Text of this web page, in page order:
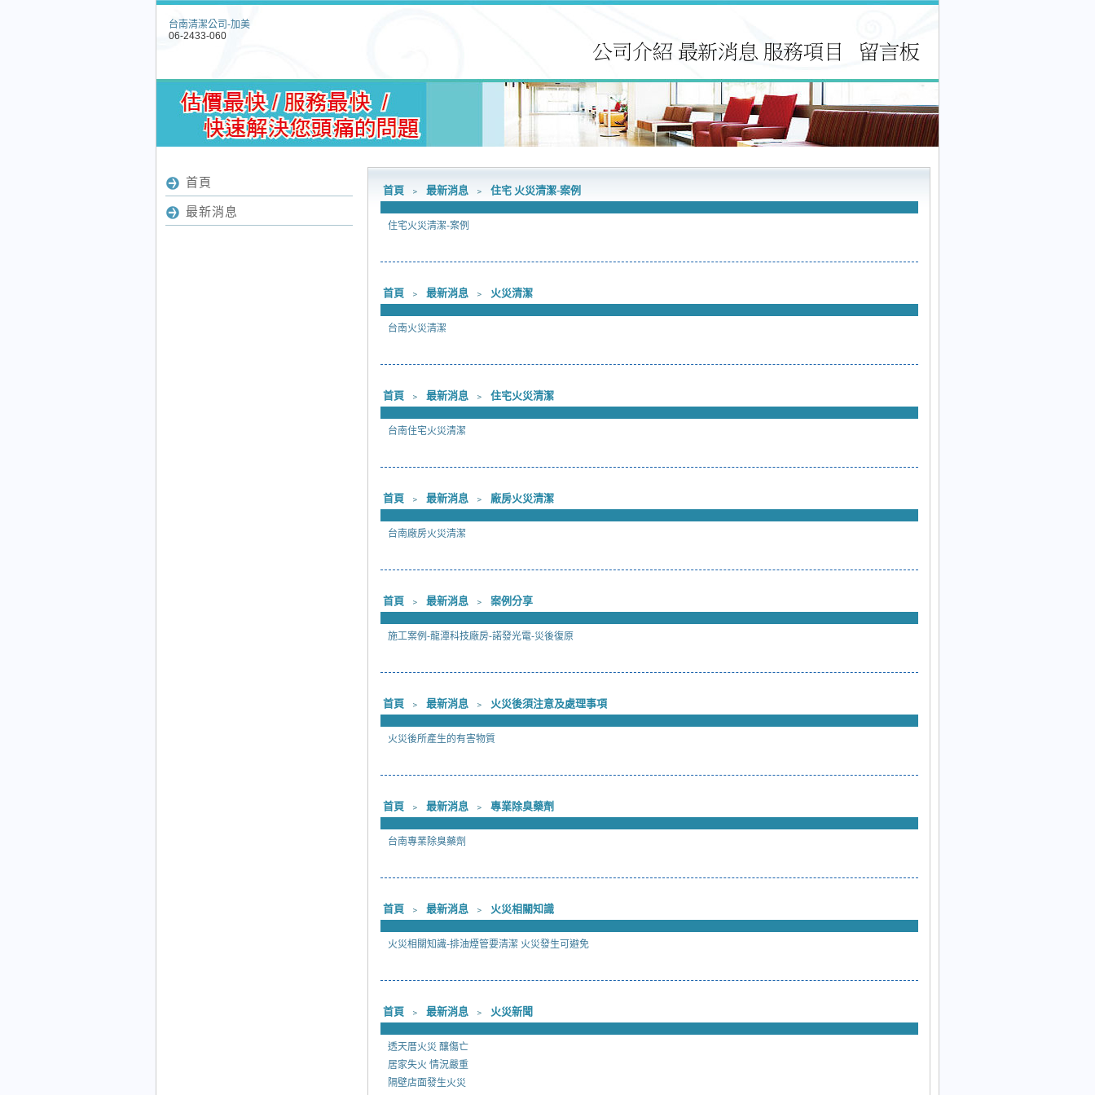
台南清潔公司-加美
06-2433-060
首頁 ﹥ 最新消息 ﹥ 住宅 火災清潔-案例
住宅火災清潔-案例
首頁 ﹥ 最新消息 ﹥ 火災清潔
台南火災清潔
首頁 ﹥ 最新消息 ﹥ 住宅火災清潔
台南住宅火災清潔
首頁 ﹥ 最新消息 ﹥ 廠房火災清潔
台南廠房火災清潔
首頁 ﹥ 最新消息 ﹥ 案例分享
施工案例-龍潭科技廠房-諾發光電-災後復原
首頁 ﹥ 最新消息 ﹥ 火災後須注意及處理事項
火災後所產生的有害物質
首頁 ﹥ 最新消息 ﹥ 專業除臭藥劑
台南專業除臭藥劑
首頁 ﹥ 最新消息 ﹥ 火災相關知識
火災相關知識-排油煙管要清潔 火災發生可避免
首頁 ﹥ 最新消息 ﹥ 火災新聞
透天厝火災 釀傷亡
居家失火 情況嚴重
隔壁店面發生火災
首頁
最新消息